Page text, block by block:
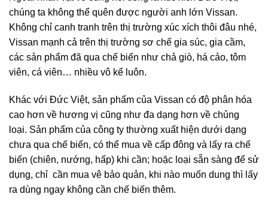
chúng ta không thể quên được người anh lớn Vissan.
Không chỉ canh tranh trên thị trường xúc xích thôi đâu nhé,
Vissan mạnh cả trên thị trường sơ chế gia súc, gia cầm,
các sản phẩm đã qua chế biến như chả giò, há cảo, tôm
viên, cá viên… nhiều vô kể luôn.
Khác với Đức Việt, sản phẩm của Vissan có độ phân hóa
cao hơn về hương vị cũng như đa dạng hơn về chủng
loại. Sản phẩm của công ty thường xuất hiện dưới dạng
chưa qua chế biến, có thể mua về cấp đông và lấy ra chế
biến (chiên, nướng, hấp) khi cần; hoặc loại sẵn sàng để sử
dụng, chỉ cần mua vê bảo quản, khi nào muốn dung thì lấy
ra dùng ngay không cần chế biến thêm.